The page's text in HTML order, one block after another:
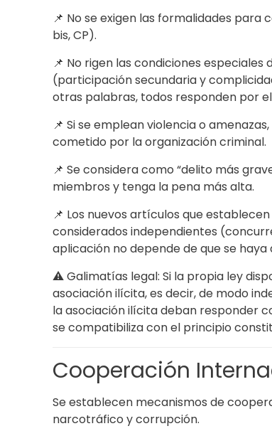
📌 No se exigen las formalidades
bis, CP).
📌 No rigen las condiciones
(participación secundaria y
otras palabras, todos responden por
📌 Si se emplean violencia o
cometido por la organización criminal.
📌 Se considera como “delito más
miembros y tenga la pena más alta.
📌 Los nuevos artículos que
considerados independientes
aplicación no depende de que se
⚠️ Galimatías legal: Si la propia ley
asociación ilícita, es decir, de modo
la asociación ilícita deban responder
se compatibiliza con el principio
Cooperación
Se establecen mecanismos de
narcotráfico y corrupción.